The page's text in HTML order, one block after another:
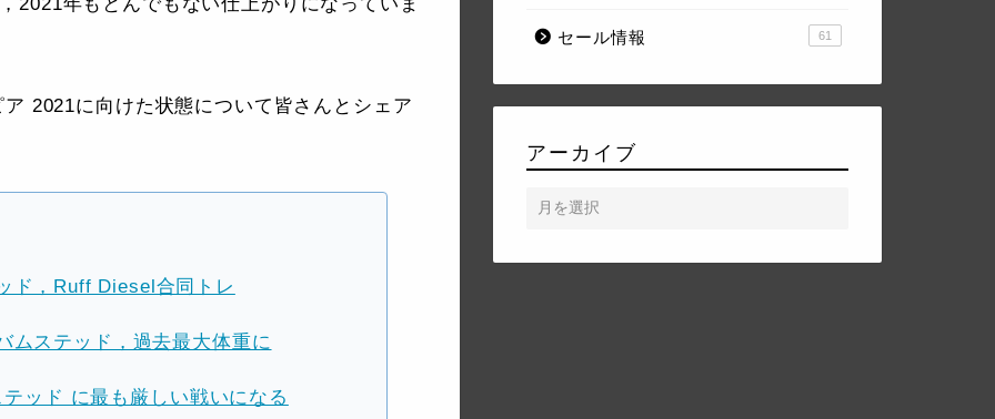
2021年もとんでもない仕上がりになっていま
2021に向けた状態について皆さんとシェア
ド，Ruff Diesel合同トレ
ムステッド，過去最大体重に
ッド に最も厳しい戦いになる
セール情報 61
アーカイブ